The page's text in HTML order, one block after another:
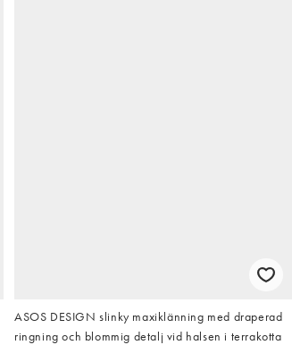
ASOS DESIGN slinky maxiklänning med draperad
ringning och blommig detalj vid halsen i terrakotta